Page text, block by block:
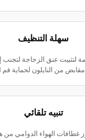
سهلة التنظيف
لتثبيت عنق الزجاجة لتجنب
من النايلون لحماية فم
تنبيه تلقائي
غطافات الهواء الدوامي من